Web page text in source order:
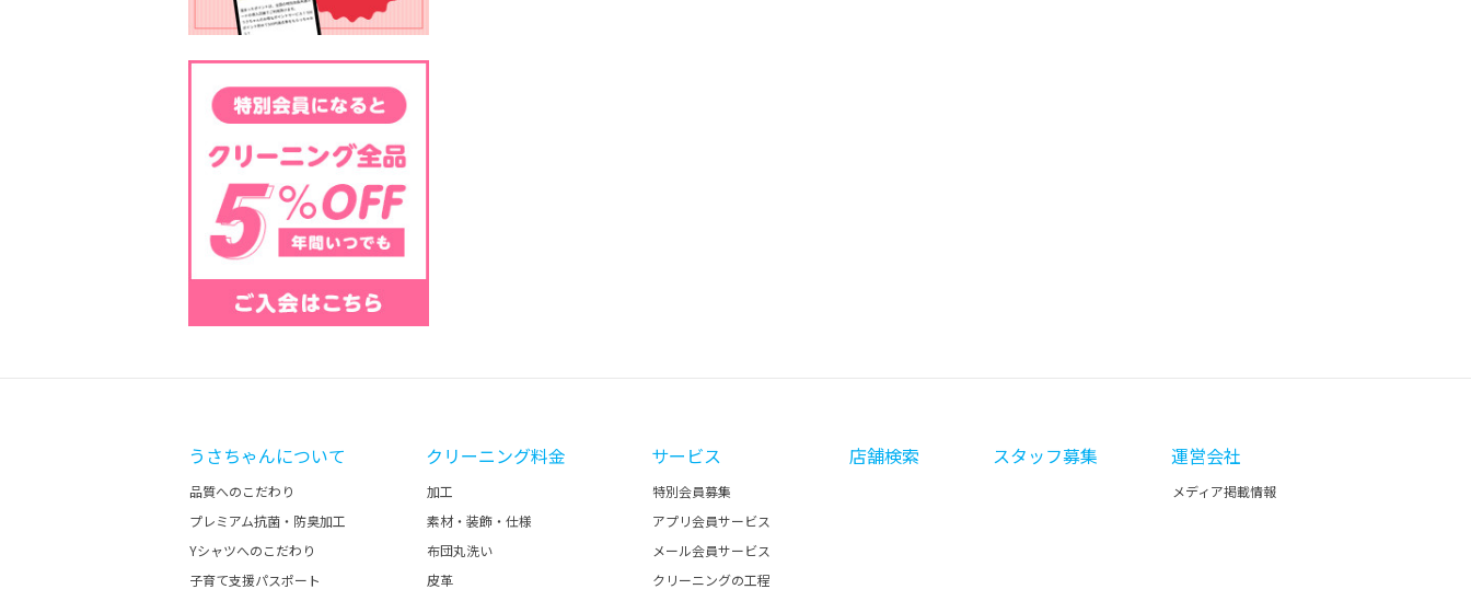
うさちゃんについて
品質へのこだわり
プレミアム抗菌・防臭加工
Yシャツへのこだわり
子育て支援パスポート
クリーニング料金
加工
素材・装飾・仕様
布団丸洗い
皮革
サービス
特別会員募集
アプリ会員サービス
メール会員サービス
クリーニングの工程
店舗検索 スタッフ募集 運営会社
メディア掲載情報